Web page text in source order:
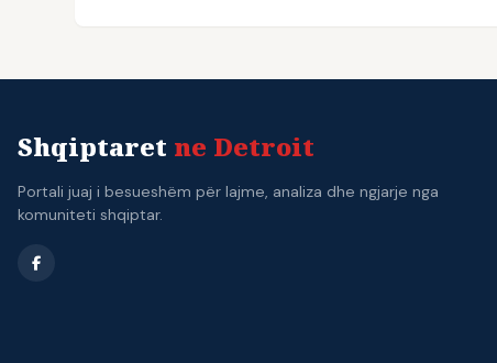
Shqiptaret ne Detroit
Portali juaj i besueshëm për lajme, analiza dhe ngjarje nga
komuniteti shqiptar.